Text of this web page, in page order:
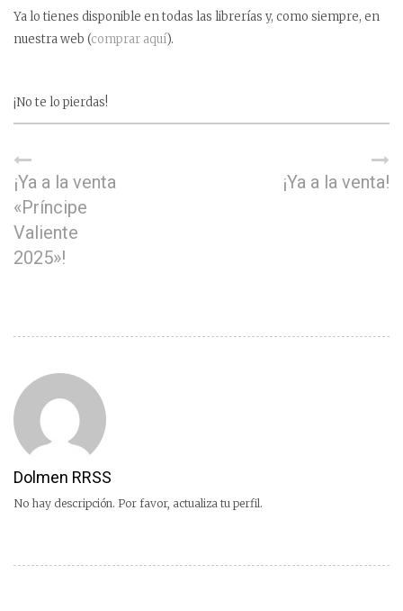
Ya lo tienes disponible en todas las librerías y, como siempre, en
nuestra web (comprar aquí).
¡No te lo pierdas!
¡Ya a la venta
«Príncipe
Valiente
2025»!
¡Ya a la venta!
Dolmen RRSS
No hay descripción. Por favor, actualiza tu perfil.